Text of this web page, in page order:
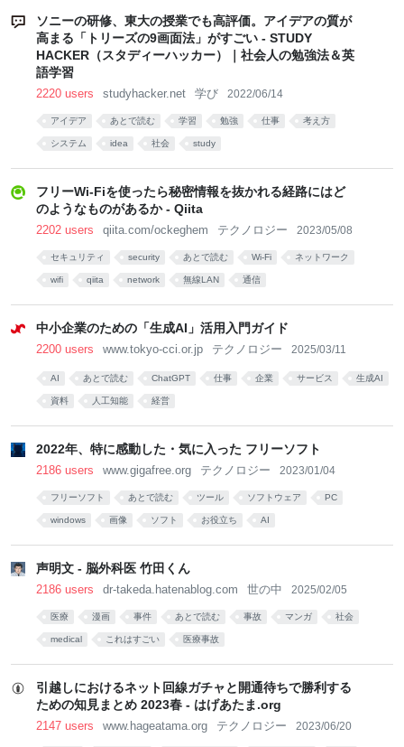
ソニーの研修、東大の授業でも高評価。アイデアの質が
高まる「トリーズの9画面法」がすごい - STUDY
HACKER（スタディーハッカー）｜社会人の勉強法＆英
語学習
2220 users studyhacker.net 学び 2022/06/14
アイデア あとで読む 学習 勉強 仕事 考え方
システム idea 社会 study
フリーWi-Fiを使ったら秘密情報を抜かれる経路にはど
のようなものがあるか - Qiita
2202 users qiita.com/ockeghem テクノロジー 2023/05/08
セキュリティ security あとで読む Wi-Fi ネットワーク
wifi qiita network 無線LAN 通信
中小企業のための「生成AI」活用入門ガイド
2200 users www.tokyo-cci.or.jp テクノロジー 2025/03/11
AI あとで読む ChatGPT 仕事 企業 サービス 生成AI
資料 人工知能 経営
2022年、特に感動した・気に入った フリーソフト
2186 users www.gigafree.org テクノロジー 2023/01/04
フリーソフト あとで読む ツール ソフトウェア PC
windows 画像 ソフト お役立ち AI
声明文 - 脳外科医 竹田くん
2186 users dr-takeda.hatenablog.com 世の中 2025/02/05
医療 漫画 事件 あとで読む 事故 マンガ 社会
medical これはすごい 医療事故
引越しにおけるネット回線ガチャと開通待ちで勝利する
ための知見まとめ 2023春 - はげあたま.org
2147 users www.hageatama.org テクノロジー 2023/06/20